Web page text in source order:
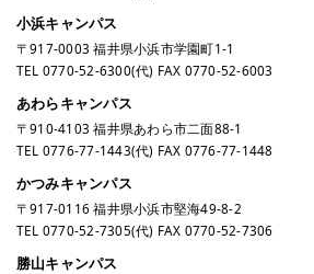
小浜キャンパス
〒917-0003 福井県小浜市学園町1-1
TEL 0770-52-6300(代) FAX 0770-52-6003
あわらキャンパス
〒910-4103 福井県あわら市二面88-1
TEL 0776-77-1443(代) FAX 0776-77-1448
かつみキャンパス
〒917-0116 福井県小浜市堅海49-8-2
TEL 0770-52-7305(代) FAX 0770-52-7306
勝山キャンパス